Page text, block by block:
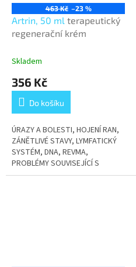
463 Kč –23 %
Artrin, 50 ml terapeutický
regenerační krém
Skladem
356 Kč
Do košíku
ÚRAZY A BOLESTI, HOJENÍ RAN,
ZÁNĚTLIVÉ STAVY, LYMFATICKÝ
SYSTÉM, DNA, REVMA,
PROBLÉMY SOUVISEJÍCÍ S
POHYBOVÝM APARÁTEM,